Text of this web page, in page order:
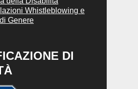
Whistleblowing e
Genere
DI